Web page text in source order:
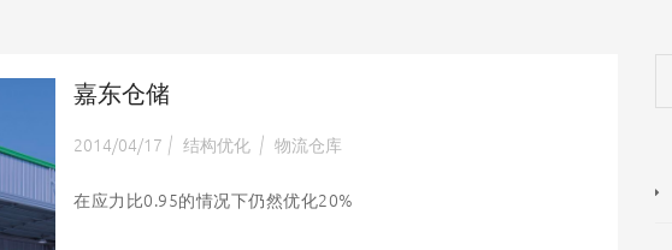
嘉东仓储
2014/04/17 | 结构优化 | 物流仓库
在应力比0.95的情况下仍然优化20%